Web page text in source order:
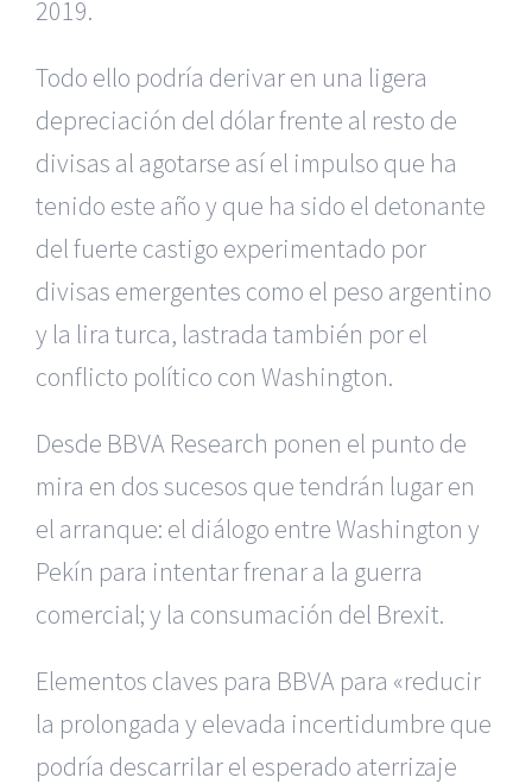
2019.
Todo ello podría derivar en una ligera
depreciación del dólar frente al resto de
divisas al agotarse así el impulso que ha
tenido este año y que ha sido el detonante
del fuerte castigo experimentado por
divisas emergentes como el peso argentino
y la lira turca, lastrada también por el
conflicto político con Washington.
Desde BBVA Research ponen el punto de
mira en dos sucesos que tendrán lugar en
el arranque: el diálogo entre Washington y
Pekín para intentar frenar a la guerra
comercial; y la consumación del Brexit.
Elementos claves para BBVA para «reducir
la prolongada y elevada incertidumbre que
podría descarrilar el esperado aterrizaje